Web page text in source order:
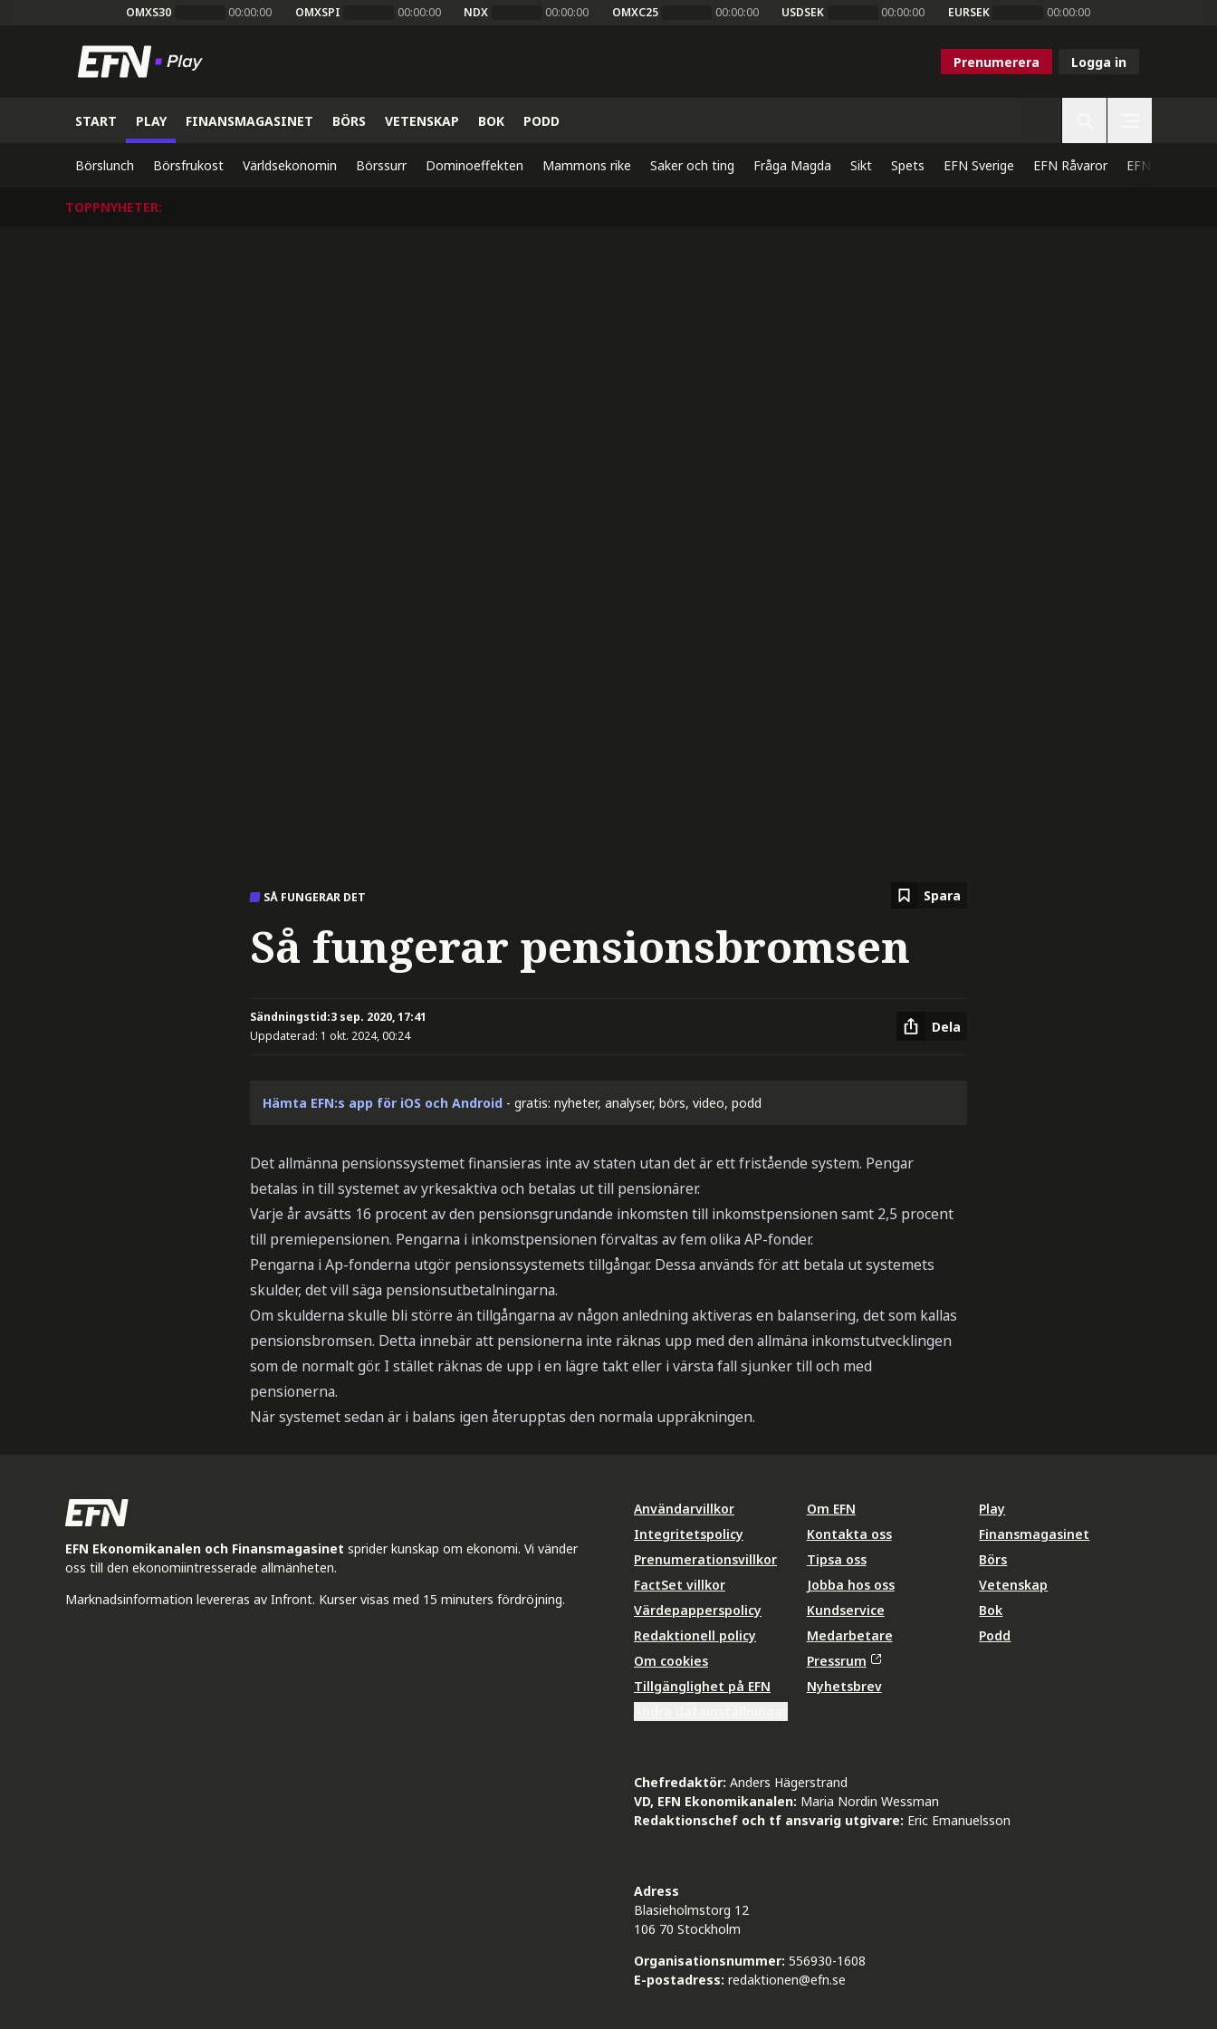
OMXS30 00:00:00 OMXSPI 00:00:00 NDX 00:00:00 OMXC25 00:00:00 USDSEK 00:00:00 EURSEK 00:00:00
Prenumerera Logga in
START PLAY FINANSMAGASINET BÖRS VETENSKAP BOK PODD
Börslunch Börsfrukost Världsekonomin Börssurr Dominoeffekten Mammons rike Saker och ting Fråga Magda Sikt Spets EFN Sverige EFN Råvaror EFN Direkt
TOPPNYHETER:
SÅ FUNGERAR DET Spara
Så fungerar pensionsbromsen
Sändningstid:3 sep. 2020, 17:41
Uppdaterad: 1 okt. 2024, 00:24
Dela
Hämta EFN:s app för iOS och Android - gratis: nyheter, analyser, börs, video, podd
Det allmänna pensionssystemet finansieras inte av staten utan det är ett fristående system. Pengar
betalas in till systemet av yrkesaktiva och betalas ut till pensionärer.
Varje år avsätts 16 procent av den pensionsgrundande inkomsten till inkomstpensionen samt 2,5 procent
till premiepensionen. Pengarna i inkomstpensionen förvaltas av fem olika AP-fonder.
Pengarna i Ap-fonderna utgör pensionssystemets tillgångar. Dessa används för att betala ut systemets
skulder, det vill säga pensionsutbetalningarna.
Om skulderna skulle bli större än tillgångarna av någon anledning aktiveras en balansering, det som kallas
pensionsbromsen. Detta innebär att pensionerna inte räknas upp med den allmäna inkomstutvecklingen
som de normalt gör. I stället räknas de upp i en lägre takt eller i värsta fall sjunker till och med
pensionerna.
När systemet sedan är i balans igen återupptas den normala uppräkningen.
EFN Ekonomikanalen och Finansmagasinet sprider kunskap om ekonomi. Vi vänder
oss till den ekonomiintresserade allmänheten.
Marknadsinformation levereras av Infront. Kurser visas med 15 minuters fördröjning.
Användarvillkor
Integritetspolicy
Prenumerationsvillkor
FactSet villkor
Värdepapperspolicy
Redaktionell policy
Om cookies
Tillgänglighet på EFN
Om EFN
Kontakta oss
Tipsa oss
Jobba hos oss
Kundservice
Medarbetare
Pressrum
Nyhetsbrev
Play
Finansmagasinet
Börs
Vetenskap
Bok
Podd
Chefredaktör: Anders Hägerstrand
VD, EFN Ekonomikanalen: Maria Nordin Wessman
Redaktionschef och tf ansvarig utgivare: Eric Emanuelsson
Adress
Blasieholmstorg 12
106 70 Stockholm
Organisationsnummer: 556930-1608
E-postadress: redaktionen@efn.se